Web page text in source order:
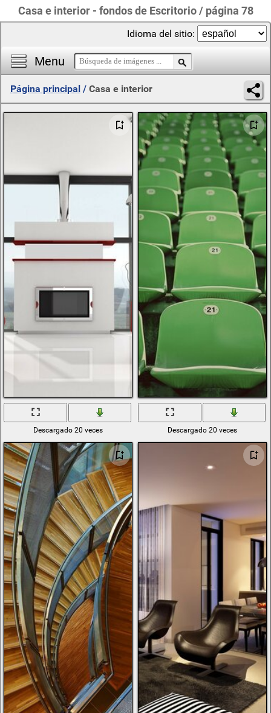
Casa e interior - fondos de Escritorio / página 78
Menu
Idioma del sitio:
Página principal / Casa e interior
Descargado 20 veces Descargado 20 veces